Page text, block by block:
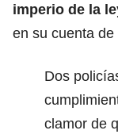
imperio de la
en su cuenta de
Dos
clamor de